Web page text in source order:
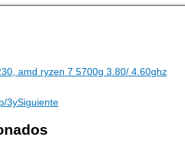
amd ryzen 7 5700g 3.80/ 4.60ghz
3ySiguiente